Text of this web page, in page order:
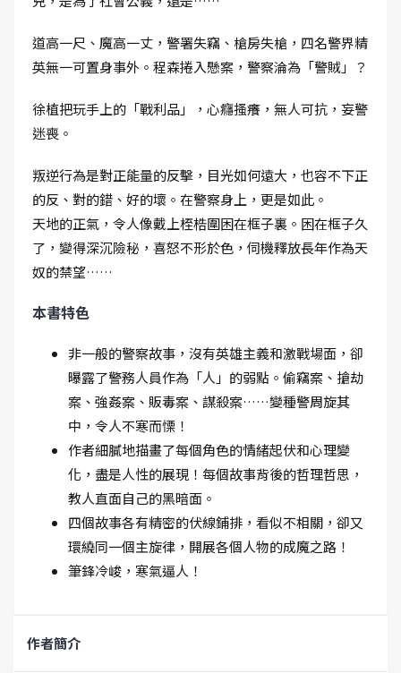
道高一尺、魔高一丈，警署失竊、槍房失槍，四名警界精
英無一可置身事外。程森捲入懸案，警察淪為「警賊」？
徐植把玩手上的「戰利品」，心癮搔癢，無人可抗，妄警
迷喪。
叛逆行為是對正能量的反擊，目光如何遠大，也容不下正
的反、對的錯、好的壞。在警察身上，更是如此。
天地的正氣，令人像戴上桎梏圍困在框子裏。困在框子久
了，變得深沉險秘，喜怒不形於色，伺機釋放長年作為天
奴的禁望……
本書特色
非一般的警察故事，沒有英雄主義和激戰場面，卻
曝露了警務人員作為「人」的弱點。偷竊案、搶劫
案、強姦案、販毒案、謀殺案……變種警周旋其
中，令人不寒而慄！
作者細膩地描畫了每個角色的情緒起伏和心理變
化，盡是人性的展現！每個故事背後的哲理哲思，
教人直面自己的黑暗面。
四個故事各有精密的伏線鋪排，看似不相關，卻又
環繞同一個主旋律，開展各個人物的成魔之路！
筆鋒冷峻，寒氣逼人！
作者簡介